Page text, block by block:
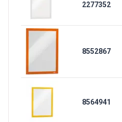
2277352
8552867
8564941